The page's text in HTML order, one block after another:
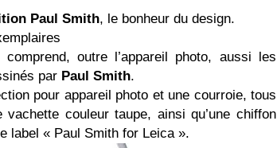
Paul Smith, le bonheur du design.
comprend, outre l’appareil photo, aussi les
par Paul Smith.
pour appareil photo et une courroie, tous
couleur taupe, ainsi qu’une chiffon
label « Paul Smith for Leica ».